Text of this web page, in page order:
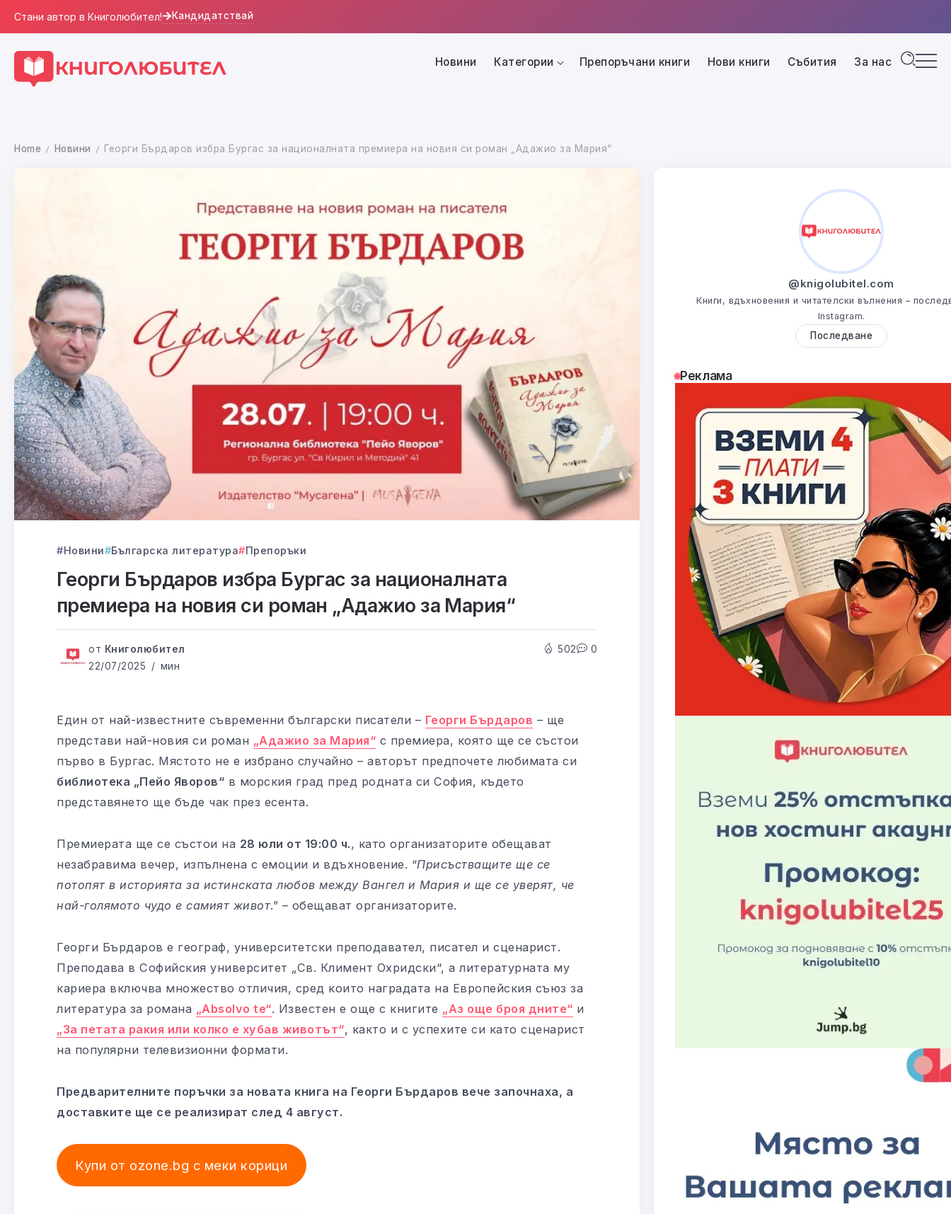
Стани автор в Книголюбител! Кандидатствай
Новини Категории Препоръчани книги Нови книги Събития За нас
Home / Новини / Георги Бърдаров избра Бургас за националната премиера на новия си роман „Адажио за Мария“
Новини Българска литература Препоръки
Георги Бърдаров избра Бургас за националната
премиера на новия си роман „Адажио за Мария“
от Книголюбител
22/07/2025
мин
502 0
Един от най-известните съвременни български писатели – Георги Бърдаров – ще
представи най-новия си роман „Адажио за Мария“ с премиера, която ще се състои
първо в Бургас. Мястото не е избрано случайно – авторът предпочете любимата си
библиотека „Пейо Яворов“ в морския град пред родната си София, където
представянето ще бъде чак през есента.
Премиерата ще се състои на 28 юли от 19:00 ч., като организаторите обещават
незабравима вечер, изпълнена с емоции и вдъхновение. “Присъстващите ще се
потопят в историята за истинската любов между Вангел и Мария и ще се уверят, че
най-голямото чудо е самият живот.” – обещават организаторите.
Георги Бърдаров е географ, университетски преподавател, писател и сценарист.
Преподава в Софийския университет „Св. Климент Охридски“, а литературната му
кариера включва множество отличия, сред които наградата на Европейския съюз за
литература за романа „Absolvo te“. Известен е още с книгите „Аз още броя дните“ и
„За петата ракия или колко е хубав животът“, както и с успехите си като сценарист
на популярни телевизионни формати.
Предварителните поръчки за новата книга на Георги Бърдаров вече започнаха, а
доставките ще се реализират след 4 август.
Купи от ozone.bg с меки корици
@knigolubitel.com
Книги, вдъхновения и читателски вълнения –
Instagram.
Последване
Реклама